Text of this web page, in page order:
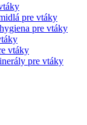
pre vtáky
pre vtáky
vtáky
pre vtáky